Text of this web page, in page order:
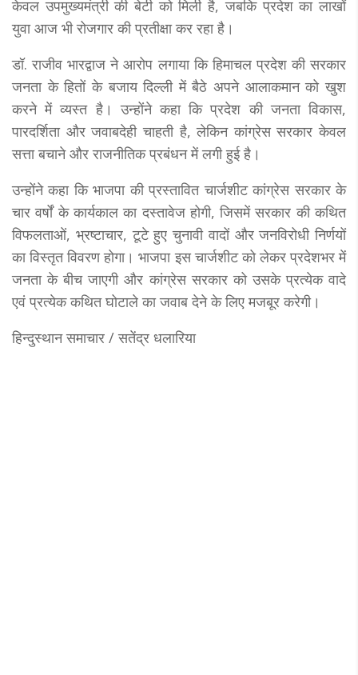
केवल उपमुख्यमंत्री की बेटी को मिली है, जबकि प्रदेश का लाखों
युवा आज भी रोजगार की प्रतीक्षा कर रहा है।
डॉ. राजीव भारद्वाज ने आरोप लगाया कि हिमाचल प्रदेश की सरकार
जनता के हितों के बजाय दिल्ली में बैठे अपने आलाकमान को खुश
करने में व्यस्त है। उन्होंने कहा कि प्रदेश की जनता विकास,
पारदर्शिता और जवाबदेही चाहती है, लेकिन कांग्रेस सरकार केवल
सत्ता बचाने और राजनीतिक प्रबंधन में लगी हुई है।
उन्होंने कहा कि भाजपा की प्रस्तावित चार्जशीट कांग्रेस सरकार के
चार वर्षों के कार्यकाल का दस्तावेज होगी, जिसमें सरकार की कथित
विफलताओं, भ्रष्टाचार, टूटे हुए चुनावी वादों और जनविरोधी निर्णयों
का विस्तृत विवरण होगा। भाजपा इस चार्जशीट को लेकर प्रदेशभर में
जनता के बीच जाएगी और कांग्रेस सरकार को उसके प्रत्येक वादे
एवं प्रत्येक कथित घोटाले का जवाब देने के लिए मजबूर करेगी।
हिन्दुस्थान समाचार / सतेंद्र धलारिया